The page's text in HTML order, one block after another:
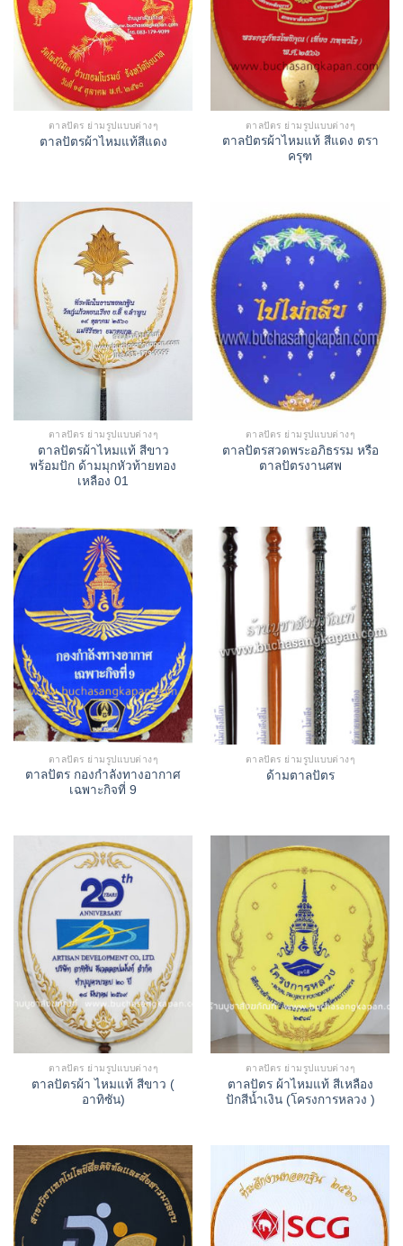
ตาลปัตร ย่ามรูปแบบต่างๆ
ตาลปัตรผ้าไหมแท้สีแดง
ตาลปัตร ย่ามรูปแบบต่างๆ
ตาลปัตรผ้าไหมแท้ สีแดง ตรา
ครุฑ
ตาลปัตร ย่ามรูปแบบต่างๆ
ตาลปัตรผ้าไหมแท้ สีขาว
พร้อมปัก ด้ามมุกหัวท้ายทอง
เหลือง 01
ตาลปัตร ย่ามรูปแบบต่างๆ
ตาลปัตรสวดพระอภิธรรม หรือ
ตาลปัตรงานศพ
ตาลปัตร ย่ามรูปแบบต่างๆ
ตาลปัตร กองกำลังทางอากาศ
เฉพาะกิจที่ 9
ตาลปัตร ย่ามรูปแบบต่างๆ
ด้ามตาลปัตร
ตาลปัตร ย่ามรูปแบบต่างๆ
ตาลปัตรผ้า ไหมแท้ สีขาว (
อาทิซัน)
ตาลปัตร ย่ามรูปแบบต่างๆ
ตาลปัตร ผ้าไหมแท้ สีเหลือง
ปักสีน้ำเงิน (โครงการหลวง )